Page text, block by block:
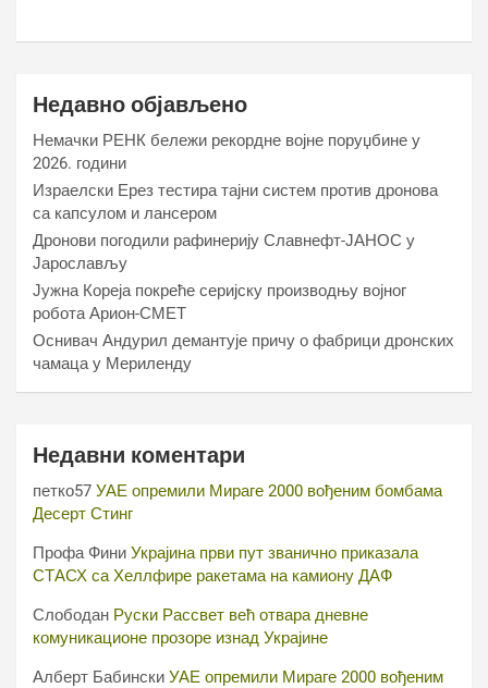
Недавно објављено
Немачки РЕНК бележи рекордне војне поруџбине у
2026. години
Израелски Ерез тестира тајни систем против дронова
са капсулом и лансером
Дронови погодили рафинерију Славнефт-ЈАНОС у
Јарослављу
Јужна Кореја покреће серијску производњу војног
робота Арион-СМЕТ
Оснивач Андурил демантује причу о фабрици дронских
чамаца у Мериленду
Недавни коментари
петко57 УАЕ опремили Мираге 2000 вођеним бомбама
Десерт Стинг
Профа Фини Украјина први пут званично приказала
СТАСХ са Хеллфире ракетама на камиону ДАФ
Слободан Руски Рассвет већ отвара дневне
комуникационе прозоре изнад Украјине
Алберт Бабински УАЕ опремили Мираге 2000 вођеним